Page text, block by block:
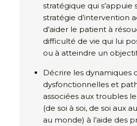
stratégique qui s’appuie
stratégie d’intervention
d’aider le patient à
difficulté de vie qui lui
ou à atteindre un
Décrire les dynamiques
dysfonctionnelles et
associées aux troubles
(de soi à soi, de soi aux
au monde) à l’aide des